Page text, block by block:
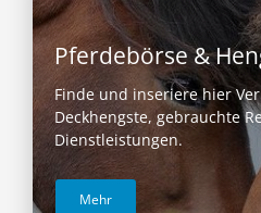
Pferdebörse &
Finde und inseriere hier
Deckhengste, gebrauchte
Dienstleistungen.
Mehr